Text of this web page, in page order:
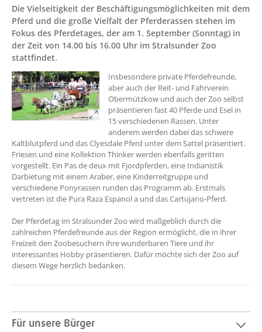
Die Vielseitigkeit der Beschäftigungsmöglichkeiten mit dem
Pferd und die große Vielfalt der Pferderassen stehen im
Fokus des Pferdetages, der am 1. September (Sonntag) in
der Zeit von 14.00 bis 16.00 Uhr im Stralsunder Zoo
stattfindet.
Insbesondere private Pferdefreunde,
aber auch der Reit- und Fahrverein
Obermützkow und auch der Zoo selbst
präsentieren fast 40 Pferde und Esel in
15 verschiedenen Rassen. Unter
anderem werden dabei das schwere
Kaltblutpferd und das Clyesdale Pferd unter dem Sattel präsentiert.
Friesen und eine Kollektion Thinker werden ebenfalls geritten
vorgestellt. Ein Pas de deux mit Fjordpferden, eine Indianistik
Darbietung mit einem Araber, eine Kinderreitgruppe und
verschiedene Ponyrassen runden das Programm ab. Erstmals
vertreten ist die Pura Raza Espanol a und das Cartujano-Pferd.
Der Pferdetag im Stralsunder Zoo wird maßgeblich durch die
zahlreichen Pferdefreunde aus der Region ermöglicht, die in ihrer
Freizeit den Zoobesuchern ihre wunderbaren Tiere und ihr
interessantes Hobby präsentieren. Dafür möchte sich der Zoo auf
diesem Wege herzlich bedanken.
Für unsere Bürger